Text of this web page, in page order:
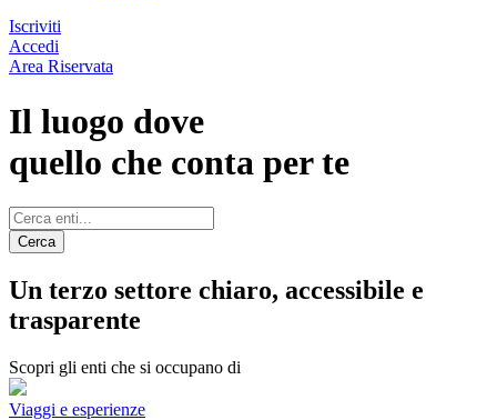
Iscriviti
Accedi
Area Riservata
Il luogo dove
quello che conta per te
Cerca
Un terzo settore chiaro, accessibile e
trasparente
Scopri gli enti che si occupano di
Viaggi e esperienze